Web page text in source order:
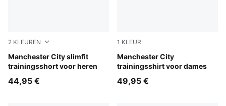
2 KLEUREN
Manchester City slimfit
trainingsshort voor heren
Blue Jewel-Dewdrop
44,95 €
1 KLEUR
Manchester City
trainingsshirt voor dames
Dewdrop-Blue Jewel
49,95 €